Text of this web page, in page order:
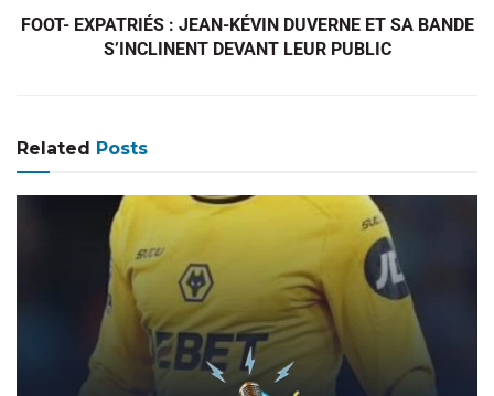
FOOT- EXPATRIÉS : JEAN-KÉVIN DUVERNE ET SA BANDE
S’INCLINENT DEVANT LEUR PUBLIC
Related Posts